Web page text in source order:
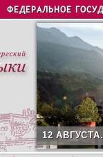
ФЕДЕРАЛЬНОЕ
12